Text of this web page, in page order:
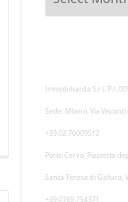
Immobilsarda S.r.l. P.I.
Sede: Milano, Via
+39.02.76009512
Porto Cervo, Piazzetta
Santa Teresa di Gallura,
+39.0789.754371